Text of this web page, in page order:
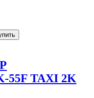
55F TAXI 2K